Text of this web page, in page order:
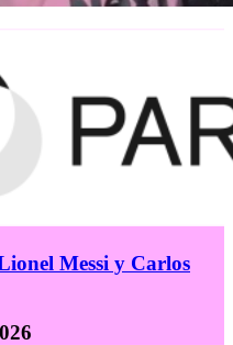
Messi y Carlos